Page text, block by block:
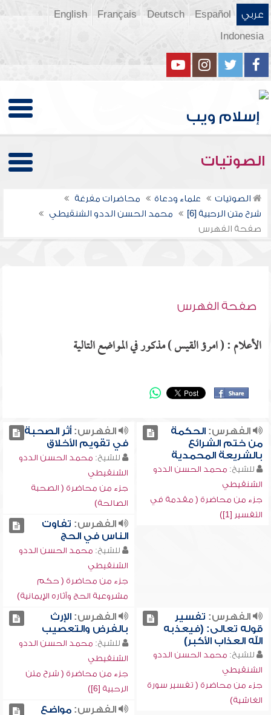
عربي Español
Deutsch
Français
English
Indonesia
الصوتيات
الصوتيات علماء ودعاة
محاضرات مفرغة
شرح متن الرحبية [6]
محمد الحسن الددو الشنقيطي
صفحة الفهرس
صفحة الفهرس
الأعلام : ( امرؤ القيس ) مذكور في المواضع التالية
الفهرس:الحكمة
من ختم الشرائع
بالشريعة المحمدية
للشيخ: محمد الحسن الددو
الشنقيطي
جزء من محاضرة ( مقدمة في
التفسير [1])
الفهرس:أثر الصحبة
في تقويم الأخلاق
للشيخ: محمد الحسن الددو
الشنقيطي
جزء من محاضرة ( الصحبة
الصالحة)
الفهرس: تفاوت
الناس في الحج
للشيخ: محمد الحسن الددو
الشنقيطي
جزء من محاضرة ( حكم
مشروعية الحج وآثاره الإيمانية)
الفهرس: تفسير
قوله تعالى: (فيعذبه
الله العذاب الأكبر)
للشيخ: محمد الحسن الددو
الشنقيطي
جزء من محاضرة ( تفسير سورة
الغاشية)
الفهرس:الإرث
بالفرض والتعصيب
للشيخ: محمد الحسن الددو
الشنقيطي
جزء من محاضرة ( شرح متن
الرحبية [6])
الفهرس:مواضع